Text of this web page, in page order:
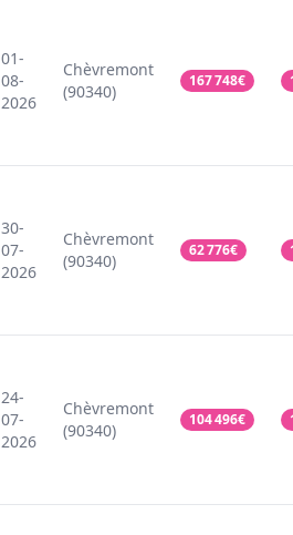
01-
08-
2026
Chèvremont
(90340)
167 748€
30-
07-
2026
Chèvremont
(90340)
62 776€
24-
07-
2026
Chèvremont
(90340)
104 496€